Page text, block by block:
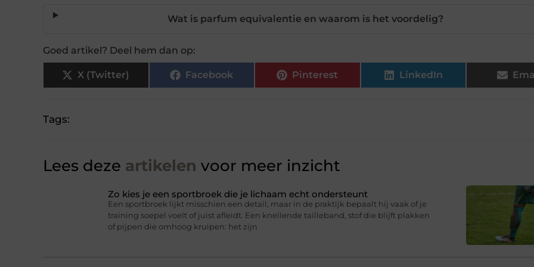
Wat is parfum equivalentie en waarom is het voordelig?
Goed artikel? Deel hem dan op:
X (Twitter) Facebook Pinterest LinkedIn
Tags:
Lees deze artikelen voor meer inzicht
Zo kies je een sportbroek die je lichaam echt ondersteunt
Een sportbroek lijkt misschien een detail, maar in de praktijk bepaalt hij vaak of je
training soepel voelt of juist afleidt. Een knellende tailleband, stof die blijft plakken
of pijpen die omhoog kruipen: het zijn